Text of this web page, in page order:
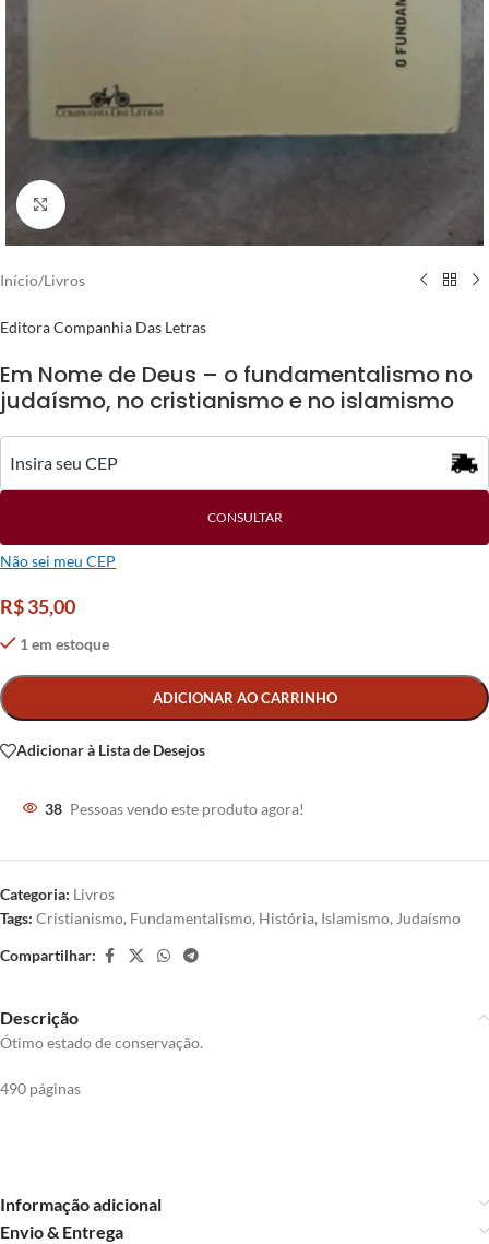
Clique para ampliar
Início/Livros
Editora Companhia Das Letras
Em Nome de Deus – o fundamentalismo no
judaísmo, no cristianismo e no islamismo
CONSULTAR
Não sei meu CEP
R$35,00
1 em estoque
ADICIONAR AO CARRINHO
Alternative:
Adicionar à Lista de Desejos
38 Pessoas vendo este produto agora!
Categoria: Livros
Tags: Cristianismo, Fundamentalismo, História, Islamismo, Judaísmo
Compartilhar:
Descrição
Ótimo estado de conservação.
490 páginas
Informação adicional
Envio & Entrega